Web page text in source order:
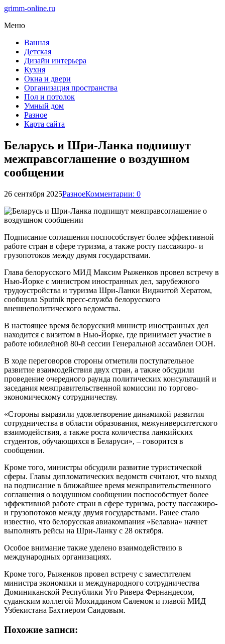
grimm-online.ru
Меню
Ванная
Детская
Дизайн интерьера
Кухня
Окна и двери
Организация пространства
Пол и потолок
Умный дом
Разное
Карта сайта
Беларусь и Шри-Ланка подпишут
межправсоглашение о воздушном
сообщении
26 сентября 2025РазноеКомментарии: 0
Подписание соглашения поспособствует более эффективной
работе стран в сфере туризма, а также росту пассажиро- и
грузопотоков между двумя государствами.
Глава белорусского МИД Максим Рыженков провел встречу в
Нью-Йорке с министром иностранных дел, зарубежного
трудоустройства и туризма Шри-Ланки Виджитой Хератом,
сообщила Sputnik пресс-служба белорусского
внешнеполитического ведомства.
В настоящее время белорусский министр иностранных дел
находится с визитом в Нью-Йорке, где принимает участие в
работе юбилейной 80-й сессии Генеральной ассамблеи ООН.
В ходе переговоров стороны отметили поступательное
развитие взаимодействия двух стран, а также обсудили
проведение очередного раунда политических консультаций и
заседания межправительственной комиссии по торгово-
экономическому сотрудничеству.
«Стороны выразили удовлетворение динамикой развития
сотрудничества в области образования, межуниверситетского
взаимодействия, а также роста количества ланкийских
студентов, обучающихся в Беларуси», – говорится в
сообщении.
Кроме того, министры обсудили развитие туристической
сферы. Главы дипломатических ведомств считают, что выход
на подписание в ближайшее время межправительственного
соглашения о воздушном сообщении поспособствует более
эффективной работе стран в сфере туризма, росту пассажиро-
и грузопотоков между двумя государствами. Ранее стало
известно, что белорусская авиакомпания «Белавиа» начнет
выполнять рейсы на Шри-Ланку с 28 октября.
Особое внимание также уделено взаимодействию в
международных организациях.
Кроме того, Рыженков провел встречу с заместителем
министра экономики и международного сотрудничества
Доминиканской Республики Уго Ривера Фернандесом,
суданским коллегой Мохиддином Салемом и главой МИД
Узбекистана Бахтиером Саидовым.
Похожие записи: